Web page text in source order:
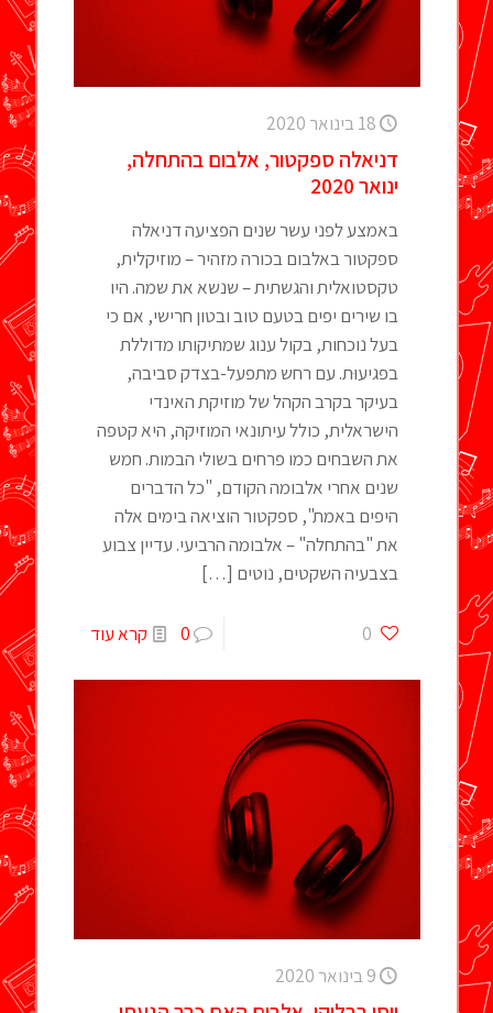
18 בינואר 2020
דניאלה ספקטור, אלבום בהתחלה,
ינואר 2020
באמצע לפני עשר שנים הפציעה דניאלה
ספקטור באלבום בכורה מזהיר – מוזיקלית,
טקסטואלית והגשתית – שנשא את שמה. היו
בו שירים יפים בטעם טוב ובטון חרישי, אם כי
בעל נוכחות, בקול ענוג שמתיקותו מדוללת
בפגיעוּת. עם רחש מתפעל-בצדק סביבה,
בעיקר בקרב הקהל של מוזיקת האינדי
הישראלית, כולל עיתונאי המוזיקה, היא קטפה
את השבחים כמו פרחים בשולי הבמות. חמש
שנים אחרי אלבומה הקודם, "כל הדברים
היפים באמת", ספקטור הוציאה בימים אלה
את "בהתחלה" – אלבומה הרביעי. עדיין צבוע
בצבעיה השקטים, נוטים […]
0
0 קרא עוד
9 בינואר 2020